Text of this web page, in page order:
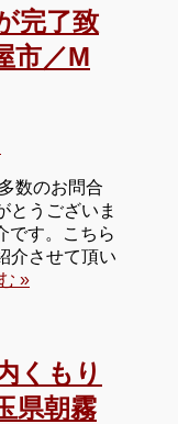
完了致
市／M
数のお問合
とうございま
です。こちら
介させて頂い
»
くもり
県朝霧